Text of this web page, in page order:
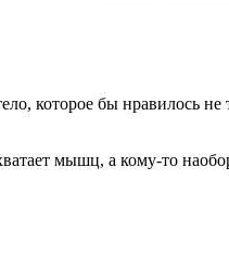
которое бы нравилось
мышц, а кому-то